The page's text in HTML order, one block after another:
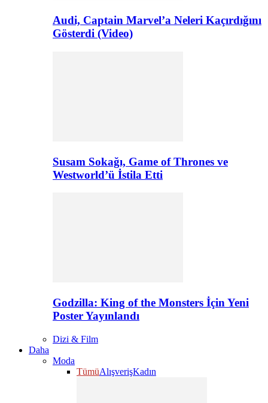
Audi, Captain Marvel’a Neleri Kaçırdığını
Gösterdi (Video)
Susam Sokağı, Game of Thrones ve
Westworld’ü İstila Etti
Godzilla: King of the Monsters İçin Yeni
Poster Yayınlandı
Dizi & Film
Daha
Moda
TümüAlışverişKadın